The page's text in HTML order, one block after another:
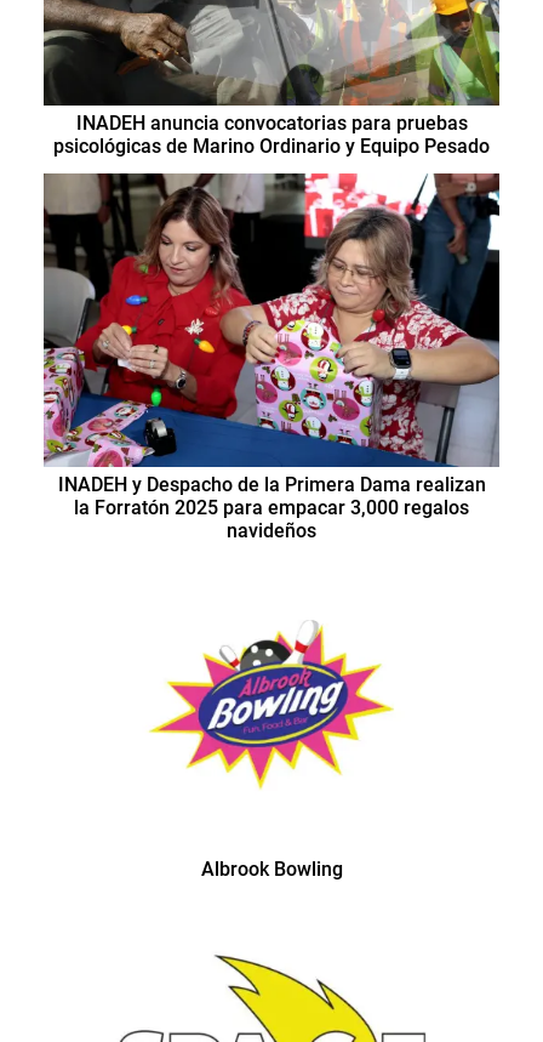
INADEH anuncia convocatorias para pruebas
psicológicas de Marino Ordinario y Equipo Pesado
INADEH y Despacho de la Primera Dama realizan
la Forratón 2025 para empacar 3,000 regalos
navideños
Albrook Bowling